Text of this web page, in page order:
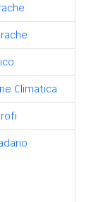
Climatica